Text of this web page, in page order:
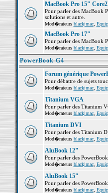
MacBook Pro 15"
Pour parler des MacBook
solutions et autre.
Mod�rateurs blackjmac,
MacBook Pro 17"
Pour parler des MacBook
Mod�rateurs blackjmac,
PowerBook G4
Forum générique
Pour débattre de sujets
Mod�rateurs blackjmac,
Titanium VGA
Pour parler des Titanium
Mod�rateurs blackjmac,
Titanium DVI
Pour parler des Titanium
Mod�rateurs blackjmac,
AluBook 12"
Pour parler des
Mod�rateurs blackjmac,
AluBook 15"
Pour parler des
Mod�rateurs blackjmac,